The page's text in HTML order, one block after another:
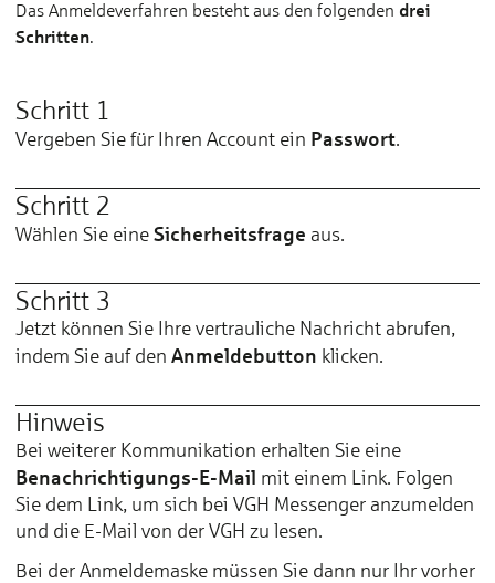
Das Anmeldeverfahren besteht aus den folgenden drei
Schritten.
Schritt 1
Vergeben Sie für Ihren Account ein Passwort.
Schritt 2
Wählen Sie eineSicherheitsfrage aus.
Schritt 3
Jetzt können Sie Ihre vertrauliche Nachricht abrufen,
indem Sie auf den Anmeldebutton klicken.
Hinweis
Bei weiterer Kommunikation erhalten Sie eine
Benachrichtigungs-E-Mail mit einem Link. Folgen
Sie dem Link, um sich bei VGH Messenger anzumelden
und die E-Mail von der VGH zu lesen.
Bei der Anmeldemaske müssen Sie dann nur Ihr vorher